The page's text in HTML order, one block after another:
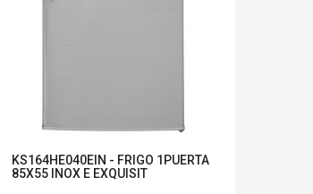
KS164HE040EIN - FRIGO 1PUERTA
85X55 INOX E EXQUISIT